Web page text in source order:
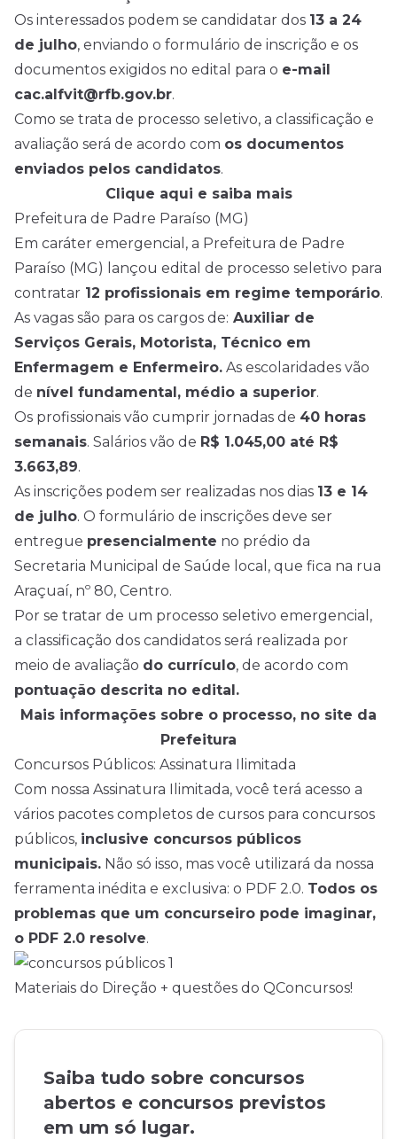
Os interessados podem se candidatar dos 13 a 24
de julho, enviando o formulário de inscrição e os
documentos exigidos no edital para o e-mail
cac.alfvit@rfb.gov.br.
Como se trata de processo seletivo, a classificação e
avaliação será de acordo com os documentos
enviados pelos candidatos.
Clique aqui e saiba mais
Prefeitura de Padre Paraíso (MG)
Em caráter emergencial, a Prefeitura de Padre
Paraíso (MG) lançou edital de processo seletivo para
contratar 12 profissionais em regime temporário.
As vagas são para os cargos de: Auxiliar de
Serviços Gerais, Motorista, Técnico em
Enfermagem e Enfermeiro. As escolaridades vão
de nível fundamental, médio a superior.
Os profissionais vão cumprir jornadas de 40 horas
semanais. Salários vão de R$ 1.045,00 até R$
3.663,89.
As inscrições podem ser realizadas nos dias 13 e 14
de julho. O formulário de inscrições deve ser
entregue presencialmente no prédio da
Secretaria Municipal de Saúde local, que fica na rua
Araçuaí, nº 80, Centro.
Por se tratar de um processo seletivo emergencial,
a classificação dos candidatos será realizada por
meio de avaliação do currículo, de acordo com
pontuação descrita no edital.
Mais informações sobre o processo, no site da
Prefeitura
Concursos Públicos: Assinatura Ilimitada
Com nossa Assinatura Ilimitada, você terá acesso a
vários pacotes completos de cursos para concursos
públicos, inclusive concursos públicos
municipais. Não só isso, mas você utilizará da nossa
ferramenta inédita e exclusiva: o PDF 2.0. Todos os
problemas que um concurseiro pode imaginar,
o PDF 2.0 resolve.
Materiais do Direção + questões do QConcursos!
Saiba tudo sobre concursos
abertos e concursos previstos
em um só lugar.